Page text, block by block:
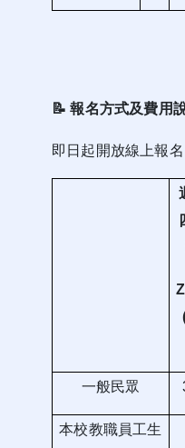
📝 報名方式及費用
即日起開放線上報
一般民眾
本校教職員工生